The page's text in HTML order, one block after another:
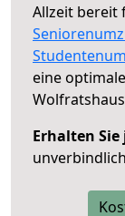
Allzeit bereit
eine optimale
Erhalten